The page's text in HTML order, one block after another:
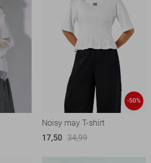
-50%
Noisy may T-shirt
17,50 34,99